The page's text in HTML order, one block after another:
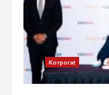
Korporat